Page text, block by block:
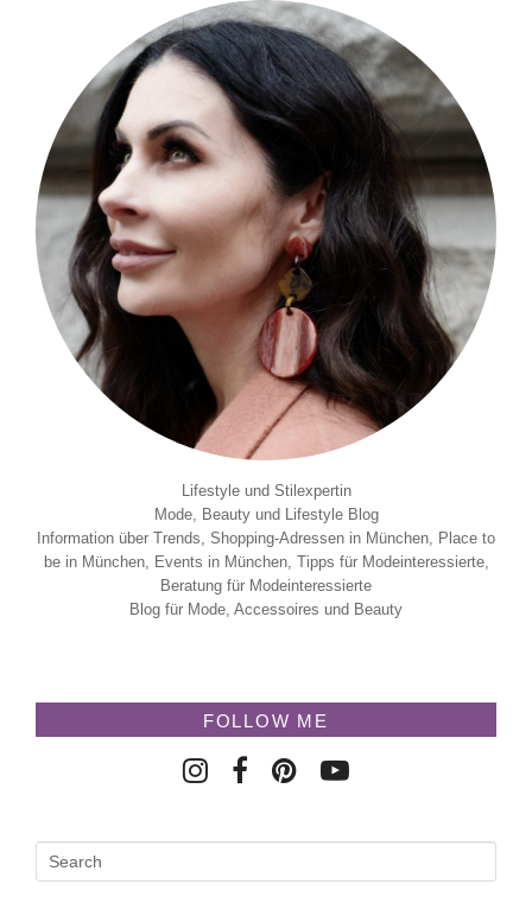
Lifestyle und Stilexpertin
Mode, Beauty und Lifestyle Blog
Information über Trends, Shopping-Adressen in München, Place to
be in München, Events in München, Tipps für Modeinteressierte,
Beratung für Modeinteressierte
Blog für Mode, Accessoires und Beauty
FOLLOW ME